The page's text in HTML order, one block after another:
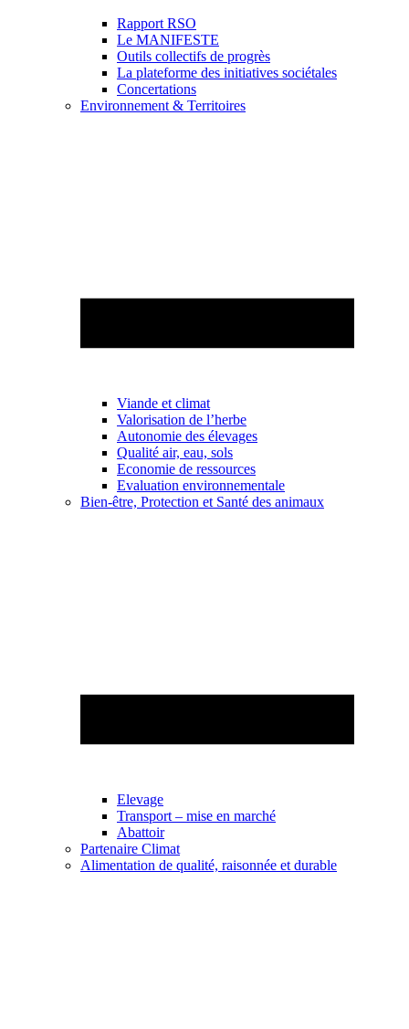
Rapport RSO
Le MANIFESTE
Outils collectifs de progrès
La plateforme des initiatives sociétales
Concertations
Environnement & Territoires
Viande et climat
Valorisation de l’herbe
Autonomie des élevages
Qualité air, eau, sols
Economie de ressources
Evaluation environnementale
Bien-être, Protection et Santé des animaux
Elevage
Transport – mise en marché
Abattoir
Partenaire Climat
Alimentation de qualité, raisonnée et durable